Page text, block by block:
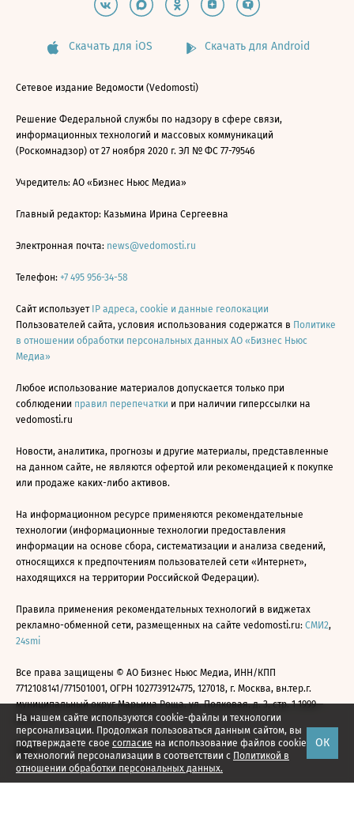
На нашем сайте используются cookie-файлы и технологии
персонализации. Продолжая пользоваться данным сайтом, вы
подтверждаете свое согласие на использование файлов cookie
и технологий персонализации в соответствии с Политикой в
отношении обработки персональных данных.
ОК
Скачать для iOS Скачать для Android
Сетевое издание Ведомости (Vedomosti)
Решение Федеральной службы по надзору в сфере связи,
информационных технологий и массовых коммуникаций
(Роскомнадзор) от 27 ноября 2020 г. ЭЛ № ФС 77-79546
Учредитель: АО «Бизнес Ньюс Медиа»
Главный редактор: Казьмина Ирина Сергеевна
Электронная почта: news@vedomosti.ru
Телефон: +7 495 956-34-58
Сайт использует IP адреса, cookie и данные геолокации
Пользователей сайта, условия использования содержатся в Политике
в отношении обработки персональных данных АО «Бизнес Ньюс
Медиа»
Любое использование материалов допускается только при
соблюдении правил перепечатки и при наличии гиперссылки на
vedomosti.ru
Новости, аналитика, прогнозы и другие материалы, представленные
на данном сайте, не являются офертой или рекомендацией к покупке
или продаже каких-либо активов.
На информационном ресурсе применяются рекомендательные
технологии (информационные технологии предоставления
информации на основе сбора, систематизации и анализа сведений,
относящихся к предпочтениям пользователей сети «Интернет»,
находящихся на территории Российской Федерации).
Правила применения рекомендательных технологий в виджетах
рекламно-обменной сети, размещенных на сайте vedomosti.ru: СМИ2,
24smi
Все права защищены © АО Бизнес Ньюс Медиа, ИНН/КПП
7712108141/771501001, ОГРН 1027739124775, 127018, г. Москва, вн.тер.г.
муниципальный округ Марьина Роща, ул. Полковая, д. 3, стр. 1 1999—
2026